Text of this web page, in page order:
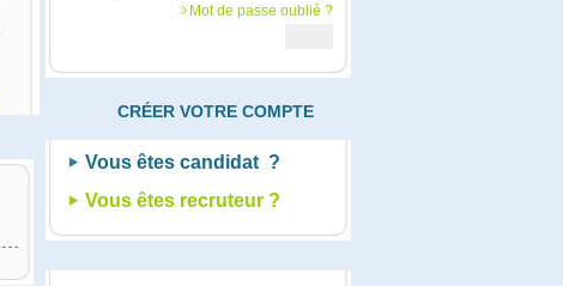
Mot de passe oublié ?
CRÉER VOTRE COMPTE
Vous êtes candidat ?
Vous êtes recruteur ?